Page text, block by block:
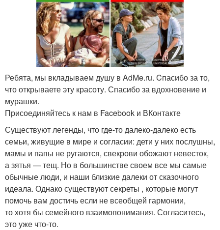
Ребята, мы вкладываем душу в AdMe.ru. Cпасибо за то,
что открываете эту красоту. Спасибо за вдохновение и
мурашки.
Присоединяйтесь к нам в Facebook и ВКонтакте
Существуют легенды, что где-то далеко-далеко есть
семьи, живущие в мире и согласии: дети у них послушны,
мамы и папы не ругаются, свекрови обожают невесток,
а зятья — тещ. Но в большинстве своем все мы самые
обычные люди, и наши близкие далеки от сказочного
идеала. Однако существуют секреты , которые могут
помочь вам достичь если не всеобщей гармонии,
то хотя бы семейного взаимопонимания. Согласитесь,
это уже что-то.